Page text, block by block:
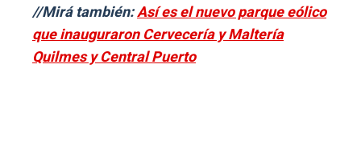
//Mirá también:Así es el nuevo parque eólico
que inauguraron Cervecería y Maltería
Quilmes y Central Puerto